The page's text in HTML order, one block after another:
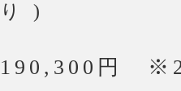
り )
190,300円